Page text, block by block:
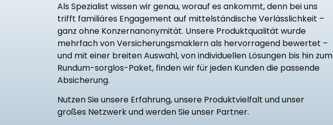
Als Spezialist wissen wir genau, worauf es ankommt, denn bei uns
trifft familiäres Engagement auf mittelständische Verlässlichkeit –
ganz ohne Konzernanonymität. Unsere Produktqualität wurde
mehrfach von Versicherungsmaklern als hervorragend bewertet –
und mit einer breiten Auswahl, von individuellen Lösungen bis hin zum
Rundum-sorglos-Paket, finden wir für jeden Kunden die passende
Absicherung.
Nutzen Sie unsere Erfahrung, unsere Produktvielfalt und unser
großes Netzwerk und werden Sie unser Partner.